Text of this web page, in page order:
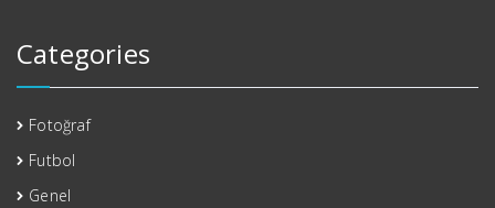
Categories
Fotoğraf
Futbol
Genel